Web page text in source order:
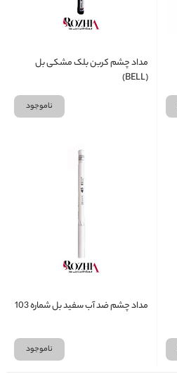
مداد چشم کربن بلک مشکی بل
(BELL)
ناموجود
مداد چشم ضد آب سفید بل شماره 103
ناموجود